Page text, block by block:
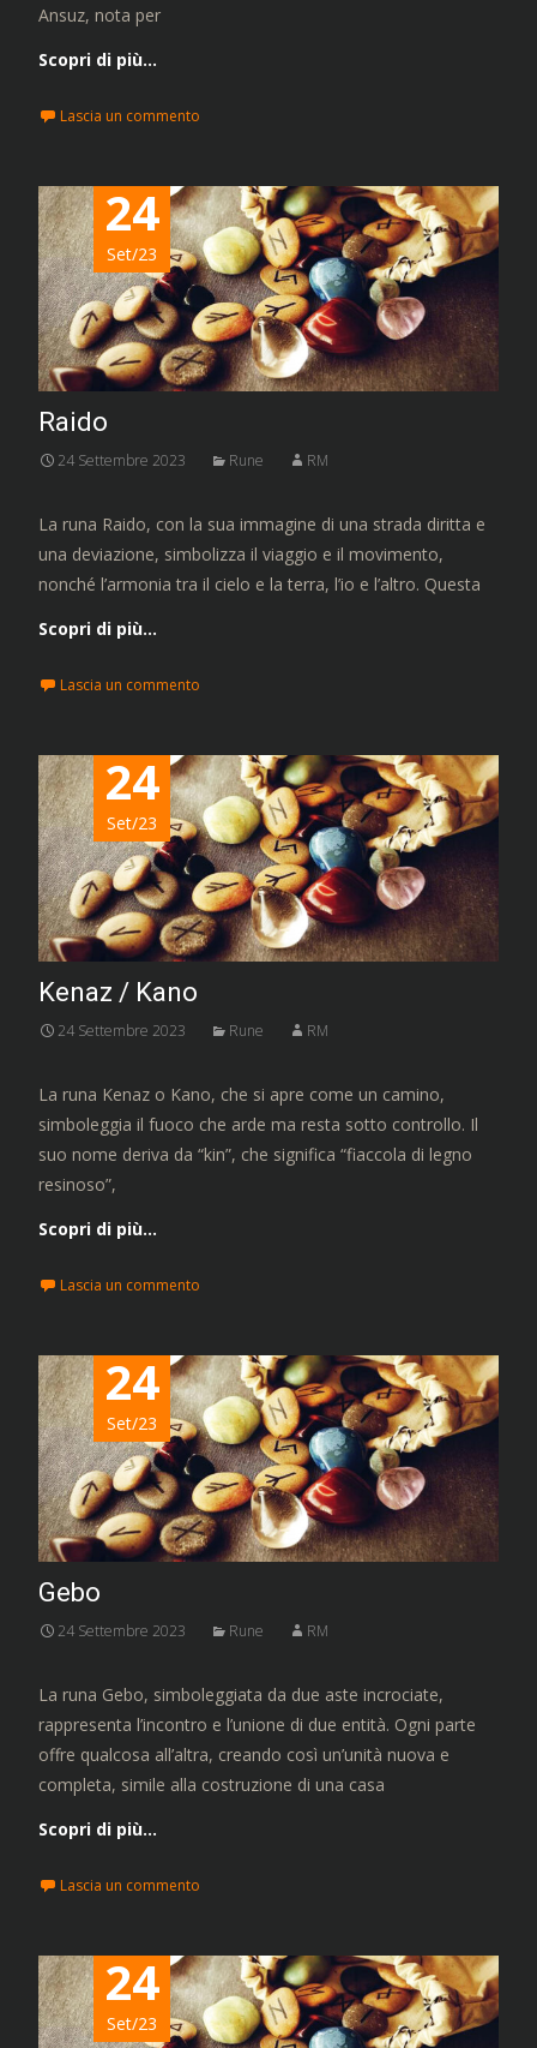
Ansuz, nota per
Scopri di più…
Lascia un commento
24
Set/23
Raido
24 Settembre 2023 Rune RM
La runa Raido, con la sua immagine di una strada diritta e
una deviazione, simbolizza il viaggio e il movimento,
nonché l’armonia tra il cielo e la terra, l’io e l’altro. Questa
Scopri di più…
Lascia un commento
24
Set/23
Kenaz / Kano
24 Settembre 2023 Rune RM
La runa Kenaz o Kano, che si apre come un camino,
simboleggia il fuoco che arde ma resta sotto controllo. Il
suo nome deriva da “kin”, che significa “fiaccola di legno
resinoso”,
Scopri di più…
Lascia un commento
24
Set/23
Gebo
24 Settembre 2023 Rune RM
La runa Gebo, simboleggiata da due aste incrociate,
rappresenta l’incontro e l’unione di due entità. Ogni parte
offre qualcosa all’altra, creando così un’unità nuova e
completa, simile alla costruzione di una casa
Scopri di più…
Lascia un commento
24
Set/23